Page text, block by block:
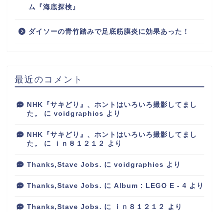
ム『海底探検』
ダイソーの青竹踏みで足底筋膜炎に効果あった！
最近のコメント
NHK『サキどり』、ホントはいろいろ撮影してまし
た。
に voidgraphics より
NHK『サキどり』、ホントはいろいろ撮影してまし
た。
に ｉｎ８１２１２ より
Thanks,Stave Jobs. に voidgraphics より
Thanks,Stave Jobs. に Album : LEGO E - 4 より
Thanks,Stave Jobs. に ｉｎ８１２１２ より